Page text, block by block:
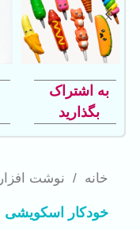
خانه / نوشت افزار
خودکار اسکویشی
به اشتراک
بگذارید